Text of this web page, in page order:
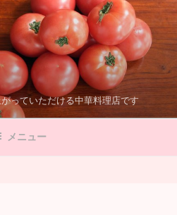
っていただける中華料理店です
メニュー